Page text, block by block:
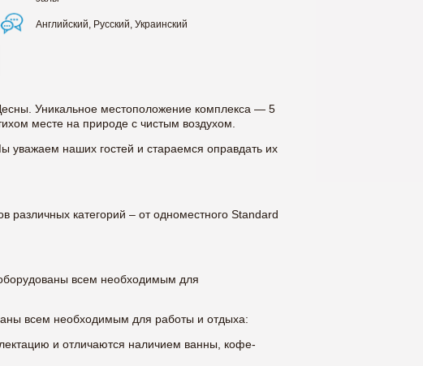
Английский, Русский, Украинский
Уникальное местоположение комплекса — 5
месте на природе с чистым воздухом.
уважаем наших гостей и стараемся оправдать их
различных категорий – от одноместного Standard
всем необходимым для
всем необходимым для работы и отдыха:
и отличаются наличием ванны, кофе-